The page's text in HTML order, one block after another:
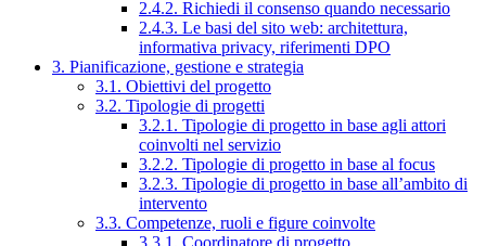
2.4.2. Richiedi il consenso quando necessario
2.4.3. Le basi del sito web: architettura,
informativa privacy, riferimenti DPO
3. Pianificazione, gestione e strategia
3.1. Obiettivi del progetto
3.2. Tipologie di progetti
3.2.1. Tipologie di progetto in base agli attori
coinvolti nel servizio
3.2.2. Tipologie di progetto in base al focus
3.2.3. Tipologie di progetto in base all’ambito di
intervento
3.3. Competenze, ruoli e figure coinvolte
3.3.1. Coordinatore di progetto